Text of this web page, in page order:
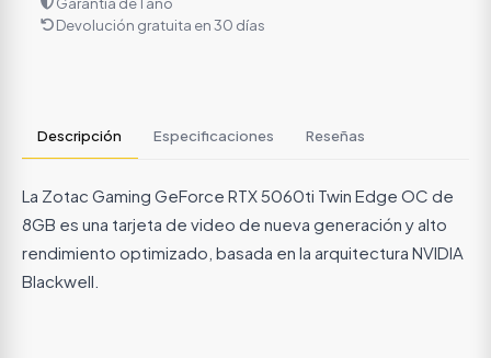
Devolución gratuita en 30 días
Descripción Especificaciones Reseñas
La Zotac Gaming GeForce RTX 5060ti Twin Edge OC de
8GB es una tarjeta de video de nueva generación y alto
rendimiento optimizado, basada en la arquitectura NVIDIA
Blackwell.